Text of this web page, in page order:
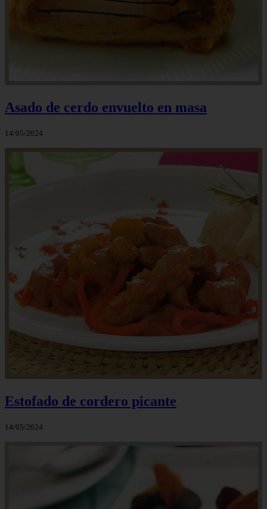
Asado de cerdo envuelto en masa
14/05/2024
Estofado de cordero picante
14/05/2024